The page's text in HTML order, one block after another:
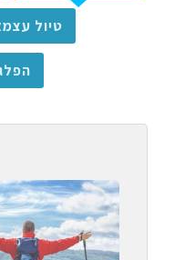
טיול